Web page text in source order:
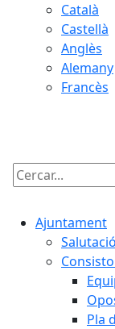
Català
Castellà
Anglès
Alemany
Francès
Cercar:
Ajuntament
Pla